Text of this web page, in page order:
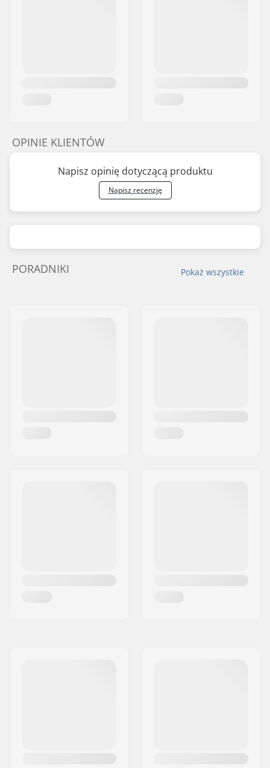
OPINIE KLIENTÓW
Napisz opinię dotyczącą produktu
Napisz recenzję
Pokaż wszystkie
PORADNIKI